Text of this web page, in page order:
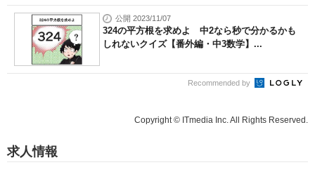
公開 2023/11/07
324の平方根を求めよ 中2なら秒で分かるかも
しれないクイズ【番外編・中3数学】...
Recommended by
Copyright © ITmedia Inc. All Rights Reserved.
求人情報